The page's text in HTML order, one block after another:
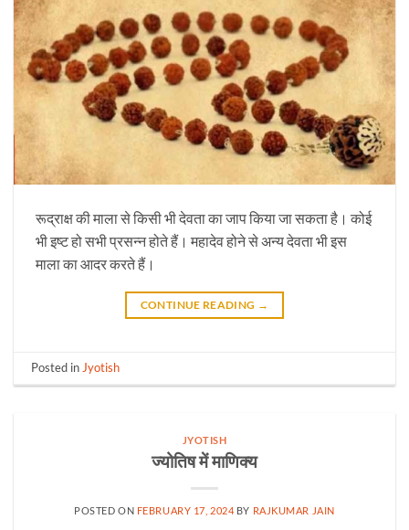
रूद्राक्ष की माला से किसी भी देवता का जाप किया जा सकता है। कोई
भी इष्ट हो सभी प्रसन्न होते हैं। महादेव होने से अन्य देवता भी इस
माला का आदर करते हैं।
CONTINUE READING →
Posted inJyotish
JYOTISH
ज्योतिष में माणिक्य
POSTED ON FEBRUARY 17, 2024 BY RAJKUMAR JAIN